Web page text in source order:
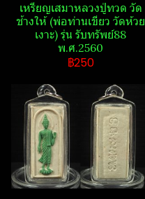
เหรียญเสมาหลวงปู่ทวด วัด​
ช้าง​ให้​ (พ่อท่านเขียว วัด​ห้วย​
เงาะ​) รุ่น รับ​ทรัพย์​88​
พ.ศ.2560
฿250